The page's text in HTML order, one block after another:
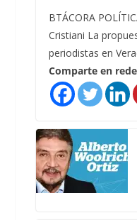
BTÁCORA
Cristiani La
periodistas en
Comparte en